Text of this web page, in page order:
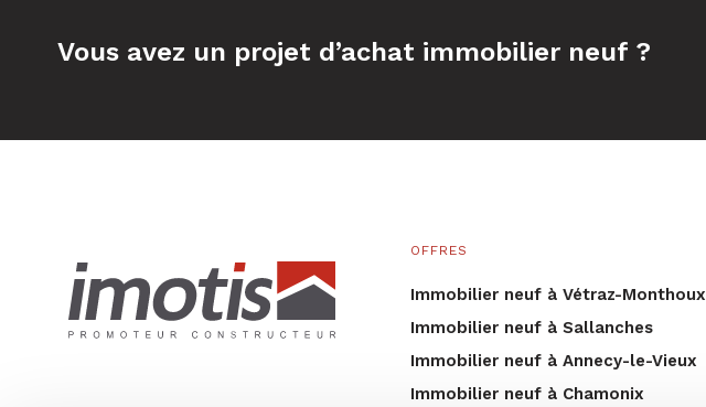
Vous avez un projet d’achat immobilier neuf ?
OFFRES
Immobilier neuf à Vétraz-Monthoux
Immobilier neuf à Sallanches
Immobilier neuf à Annecy-le-Vieux
Immobilier neuf à Chamonix